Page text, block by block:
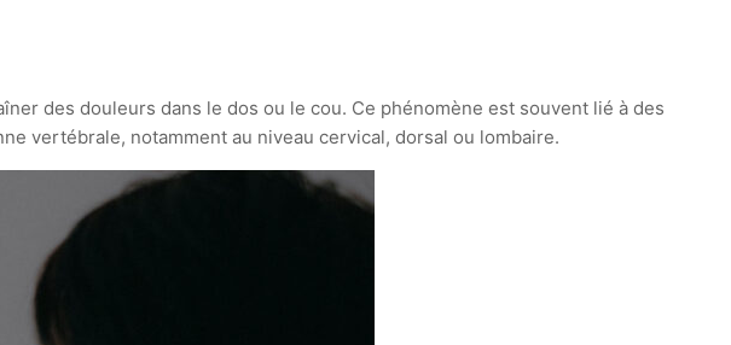
des douleurs dans le dos ou le cou. Ce phénomène est souvent lié à des
vertébrale, notamment au niveau cervical, dorsal ou lombaire.